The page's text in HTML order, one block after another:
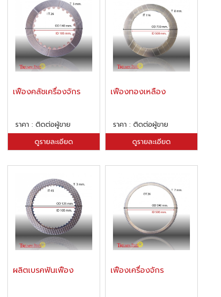
เฟืองคลัชเครื่องจักร
ราคา : ติดต่อผู้ขาย
ดูรายละเอียด
เฟืองทองเหลือง
ราคา : ติดต่อผู้ขาย
ดูรายละเอียด
ผลิตเบรคฟันเฟือง เฟืองเครื่องจักร